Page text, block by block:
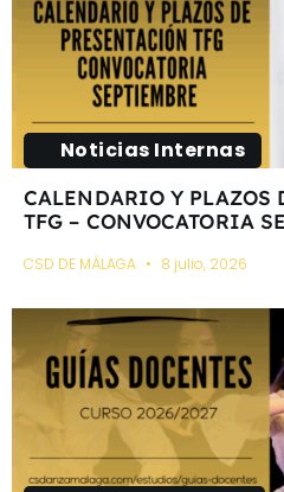
Noticias Internas
CALENDARIO Y PLAZOS
TFG – CONVOCATORIA
CSD DE MÁLAGA 8 julio, 2026